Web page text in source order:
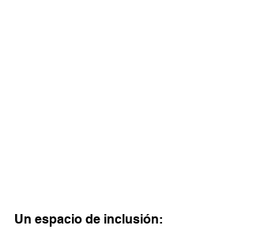
Un espacio de inclusión: